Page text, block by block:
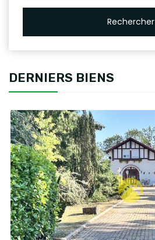
Rechercher
DERNIERS BIENS